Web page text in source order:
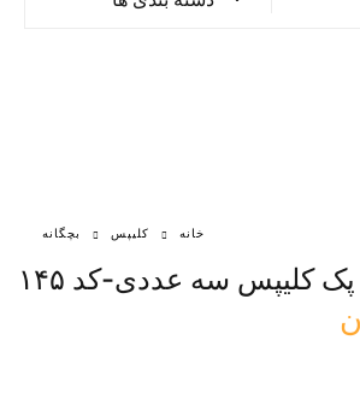
خانه کلیپس بچگانه
پک کلیپس سه عددی-کد ۱۴۵